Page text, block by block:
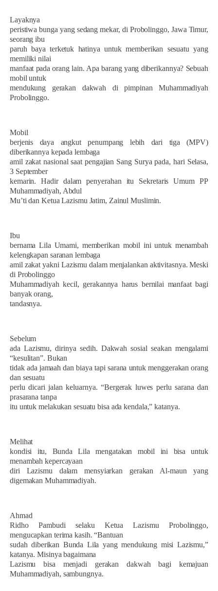
Layaknya
peristiwa bunga yang sedang mekar, di Probolinggo, Jawa Timur,
seorang ibu
paruh baya terketuk hatinya untuk memberikan sesuatu yang
memiliki nilai
manfaat pada orang lain. Apa barang yang diberikannya? Sebuah
mobil untuk
mendukung gerakan dakwah di pimpinan Muhammadiyah
Probolinggo.
Mobil
berjenis daya angkut penumpang lebih dari tiga (MPV)
diberikannya kepada lembaga
amil zakat nasional saat pengajian Sang Surya pada, hari Selasa,
3 September
kemarin. Hadir dalam penyerahan itu Sekretaris Umum PP
Muhammadiyah, Abdul
Mu’ti dan Ketua Lazismu Jatim, Zainul Muslimin.
Ibu
bernama Lila Umami, memberikan mobil ini untuk menambah
kelengkapan saranan lembaga
amil zakat yakni Lazismu dalam menjalankan aktivitasnya. Meski
di Probolinggo
Muhammadiyah kecil, gerakannya harus bernilai manfaat bagi
banyak orang,
tandasnya.
Sebelum
ada Lazismu, dirinya sedih. Dakwah sosial seakan mengalami
“kesulitan”. Bukan
tidak ada jamaah dan biaya tapi sarana untuk menggerakan orang
dan sesuatu
perlu dicari jalan keluarnya. “Bergerak luwes perlu sarana dan
prasarana tanpa
itu untuk melakukan sesuatu bisa ada kendala,” katanya.
Melihat
kondisi itu, Bunda Lila mengatakan mobil ini bisa untuk
menambah kepercayaan
diri Lazismu dalam mensyiarkan gerakan Al-maun yang
digemakan Muhammadiyah.
Ahmad
Ridho Pambudi selaku Ketua Lazismu Probolinggo,
mengucapkan terima kasih. “Bantuan
sudah diberikan Bunda Lila yang mendukung misi Lazismu,”
katanya. Misinya bagaimana
Lazismu bisa menjadi gerakan dakwah bagi kemajuan
Muhammadiyah, sambungnya.